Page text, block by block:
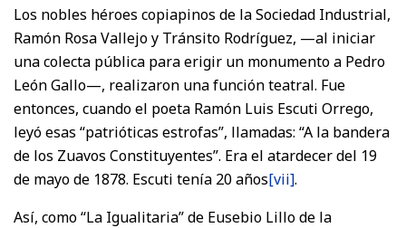
Los nobles héroes copiapinos de la Sociedad Industrial,
Ramón Rosa Vallejo y Tránsito Rodríguez, —al iniciar
una colecta pública para erigir un monumento a Pedro
León Gallo—, realizaron una función teatral. Fue
entonces, cuando el poeta Ramón Luis Escuti Orrego,
leyó esas “patrióticas estrofas”, llamadas: “A la bandera
de los Zuavos Constituyentes”. Era el atardecer del 19
de mayo de 1878. Escuti tenía 20 años[vii].
Así, como “La Igualitaria” de Eusebio Lillo de la